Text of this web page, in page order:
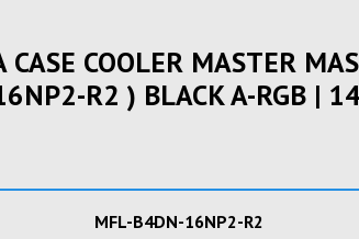
CASE COOLER MASTER
R2 ) BLACK A-RGB |
MFL-B4DN-16NP2-R2